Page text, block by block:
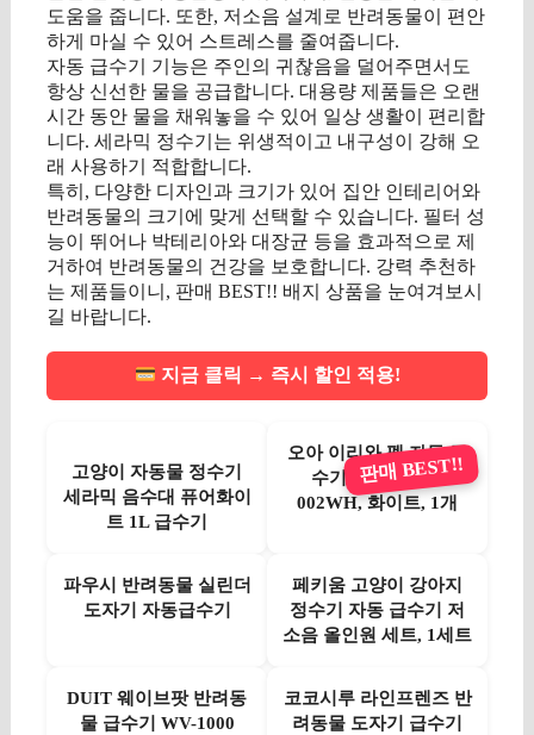
도움을 줍니다. 또한, 저소음 설계로 반려동물이 편안
하게 마실 수 있어 스트레스를 줄여줍니다.
자동 급수기 기능은 주인의 귀찮음을 덜어주면서도
항상 신선한 물을 공급합니다. 대용량 제품들은 오랜
시간 동안 물을 채워놓을 수 있어 일상 생활이 편리합
니다. 세라믹 정수기는 위생적이고 내구성이 강해 오
래 사용하기 적합합니다.
특히, 다양한 디자인과 크기가 있어 집안 인테리어와
반려동물의 크기에 맞게 선택할 수 있습니다. 필터 성
능이 뛰어나 박테리아와 대장균 등을 효과적으로 제
거하여 반려동물의 건강을 보호합니다. 강력 추천하
는 제품들이니, 판매 BEST!! 배지 상품을 눈여겨보시
길 바랍니다.
지금 클릭 → 즉시 할인 적용!
고양이 자동물 정수기
세라믹 음수대 퓨어화이
트 1L 급수기
오아 이리와 펫 자동 급
수기 1.6L, OWS-
002WH, 화이트, 1개
판매 BEST!!
파우시 반려동물 실린더
도자기 자동급수기
페키움 고양이 강아지
정수기 자동 급수기 저
소음 올인원 세트, 1세트
DUIT 웨이브팟 반려동
물 급수기 WV-1000
코코시루 라인프렌즈 반
려동물 도자기 급수기